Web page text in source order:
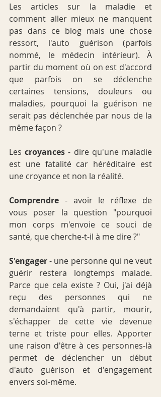
Les articles sur la maladie et
comment aller mieux ne manquent
pas dans ce blog mais une chose
ressort, l'auto guérison (parfois
nommé, le médecin intérieur). À
partir du moment où on est d'accord
que parfois on se déclenche
certaines tensions, douleurs ou
maladies, pourquoi la guérison ne
serait pas déclenchée par nous de la
même façon ?
Les croyances - dire qu'une maladie
est une fatalité car héréditaire est
une croyance et non la réalité.
Comprendre - avoir le réflexe de
vous poser la question "pourquoi
mon corps m'envoie ce souci de
santé, que cherche-t-il à me dire ?"
S'engager - une personne qui ne veut
guérir restera longtemps malade.
Parce que cela existe ? Oui, j'ai déjà
reçu des personnes qui ne
demandaient qu'à partir, mourir,
s'échapper de cette vie devenue
terne et triste pour elles. Apporter
une raison d'être à ces personnes-là
permet de déclencher un début
d'auto guérison et d'engagement
envers soi-même.